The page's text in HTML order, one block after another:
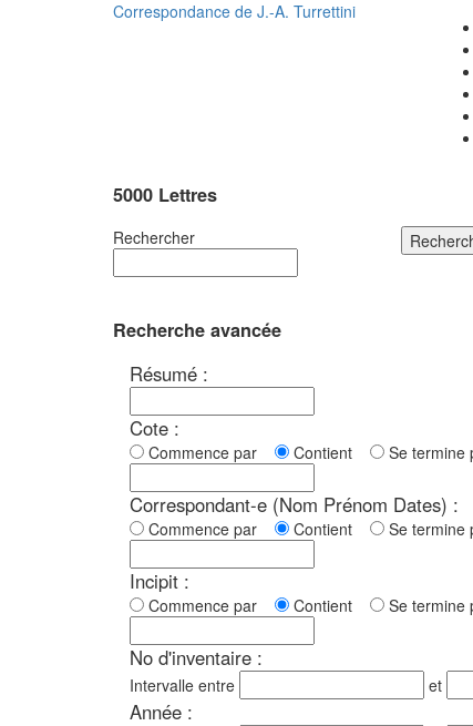
Correspondance de J.-A. Turrettini
5000 Lettres
Rechercher
Recherche avancée
Résumé :
Cote :
Commence par Contient Se termine
Correspondant-e (Nom Prénom Dates) :
Commence par Contient Se termine
Incipit :
Commence par Contient Se termine
No d'inventaire :
Intervalle entre et
Année :